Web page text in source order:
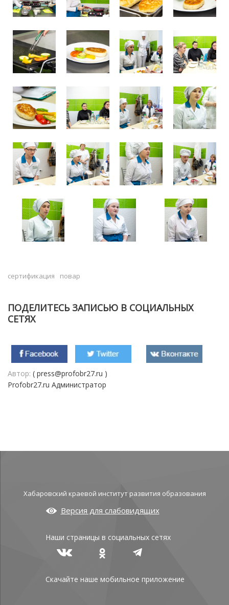
сертификация повар
ПОДЕЛИТЕСЬ ЗАПИСЬЮ В СОЦИАЛЬНЫХ
СЕТЯХ
Автор: ( press@profobr27.ru )
Profobr27.ru Администратор
Хабаровский краевой институт развития образования
Версия для слабовидящих
Наши страницы в социальных сетях
Скачайте наше мобильное приложение